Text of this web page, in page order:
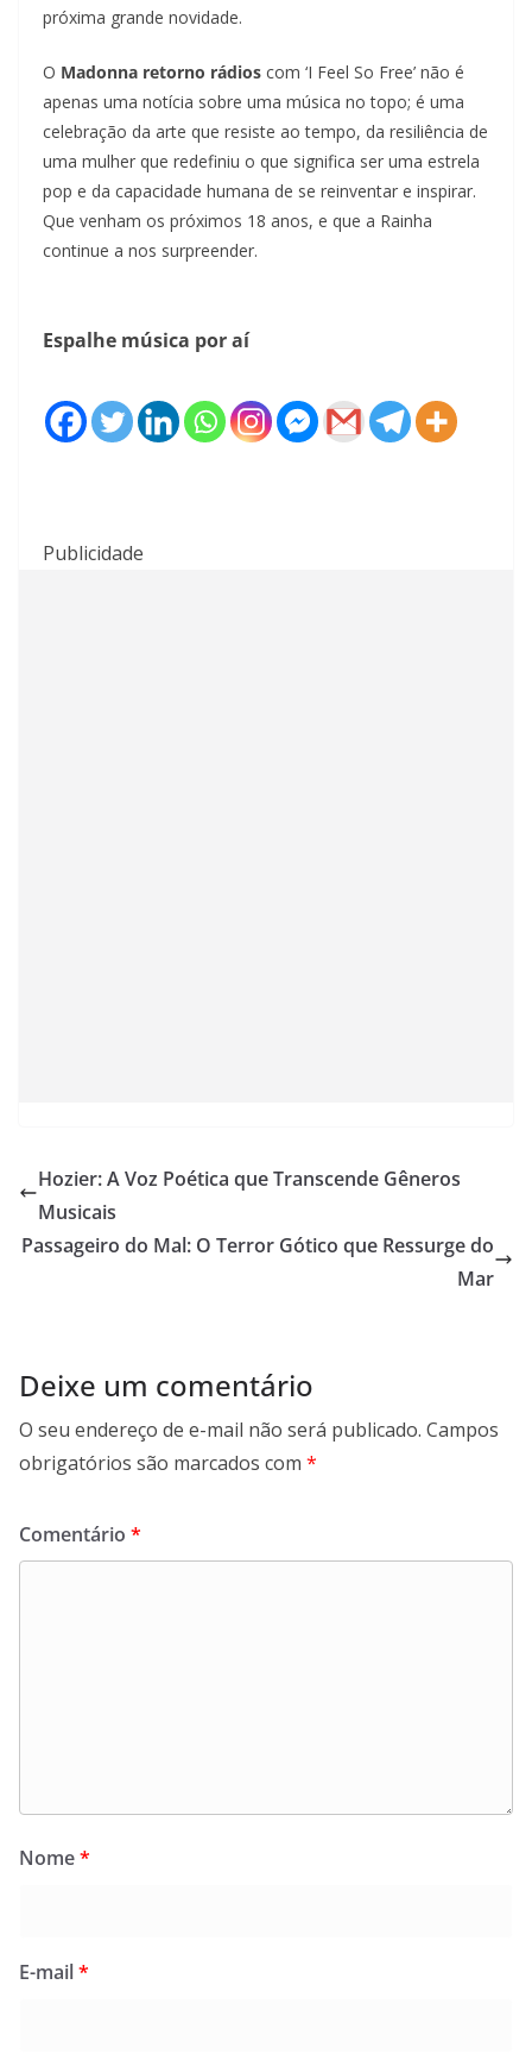
próxima grande novidade.
O Madonna retorno rádios com ‘I Feel So Free’ não é
apenas uma notícia sobre uma música no topo; é uma
celebração da arte que resiste ao tempo, da resiliência de
uma mulher que redefiniu o que significa ser uma estrela
pop e da capacidade humana de se reinventar e inspirar.
Que venham os próximos 18 anos, e que a Rainha
continue a nos surpreender.
Espalhe música por aí
Publicidade
Hozier: A Voz Poética que Transcende Gêneros
Musicais
Passageiro do Mal: O Terror Gótico que Ressurge do
Mar
Deixe um comentário
O seu endereço de e-mail não será publicado. Campos
obrigatórios são marcados com *
Comentário *
Nome*
E-mail*